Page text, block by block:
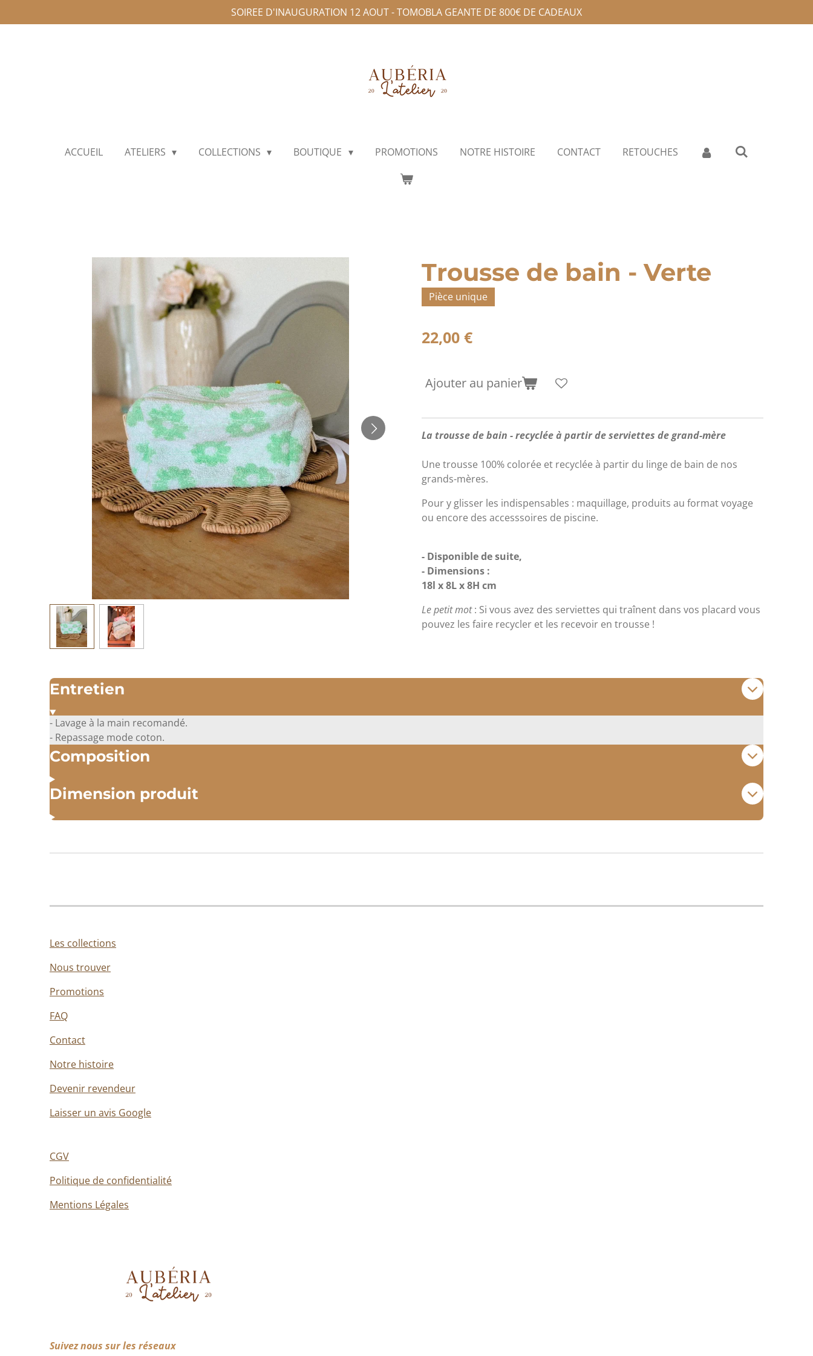
au
SOIREE D'INAUGURATION 12 AOUT - TOMOBLA GEANTE DE 800€ DE CADEAUX
ACCUEIL ATELIERS COLLECTIONS BOUTIQUE PROMOTIONS NOTRE HISTOIRE CONTACT RETOUCHES
Trousse de bain - Verte
Pièce unique
22,00 €
Ajouter au panier
La trousse de bain - recyclée à partir de serviettes de grand-mère
Une trousse 100% colorée et recyclée à partir du linge de bain de nos
grands-mères.
Pour y glisser les indispensables : maquillage, produits au format voyage
ou encore des accesssoires de piscine.
- Disponible de suite,
- Dimensions :
18l x 8L x 8H cm
Le petit mot: Si vous avez des serviettes qui traînent dans vos placard vous
pouvez les faire recycler et les recevoir en trousse !
Entretien
- Lavage à la main recomandé.
- Repassage mode coton.
Composition
Dimension produit
Les collections
Nous trouver
Promotions
FAQ
Contact
Notre histoire
Devenir revendeur
Laisser un avis Google
CGV
Politique de confidentialité
Mentions Légales
Suivez nous sur les réseaux